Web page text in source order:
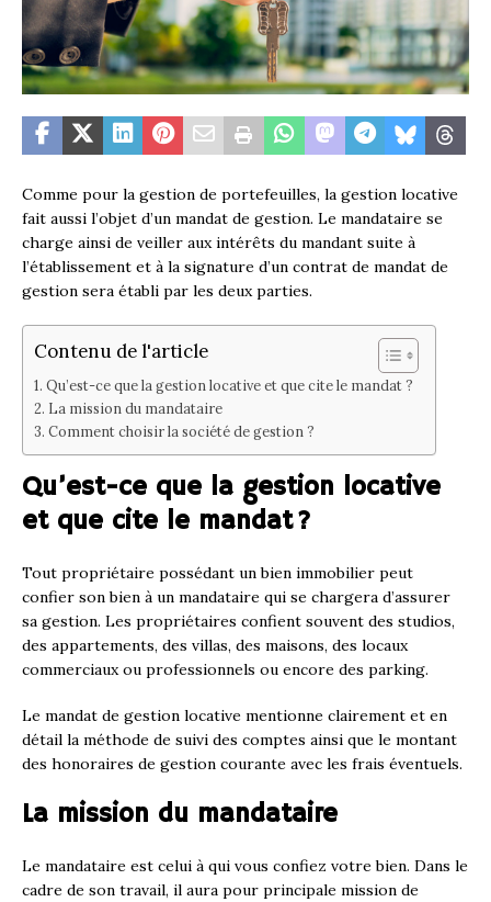
Comme pour la gestion de portefeuilles, la gestion locative
fait aussi l’objet d’un mandat de gestion. Le mandataire se
charge ainsi de veiller aux intérêts du mandant suite à
l’établissement et à la signature d’un contrat de mandat de
gestion sera établi par les deux parties.
Contenu de l'article
Qu’est-ce que la gestion locative et que cite le mandat ?
La mission du mandataire
Comment choisir la société de gestion ?
Qu’est-ce que la gestion locative
et que cite le mandat ?
Tout propriétaire possédant un bien immobilier peut
confier son bien à un mandataire qui se chargera d’assurer
sa gestion. Les propriétaires confient souvent des studios,
des appartements, des villas, des maisons, des locaux
commerciaux ou professionnels ou encore des parking.
Le mandat de gestion locative mentionne clairement et en
détail la méthode de suivi des comptes ainsi que le montant
des honoraires de gestion courante avec les frais éventuels.
La mission du mandataire
Le mandataire est celui à qui vous confiez votre bien. Dans le
cadre de son travail, il aura pour principale mission de